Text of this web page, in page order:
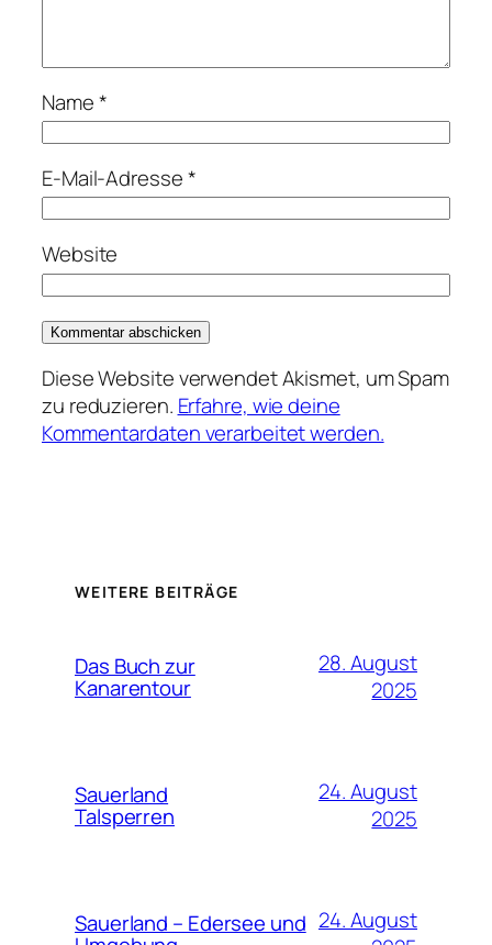
Name*
E-Mail-Adresse*
Website
Diese Website verwendet Akismet, um Spam
zu reduzieren. Erfahre, wie deine
Kommentardaten verarbeitet werden.
WEITERE BEITRÄGE
Das Buch zur
Kanarentour
28. August
2025
Sauerland
Talsperren
24. August
2025
Sauerland – Edersee und 24. August